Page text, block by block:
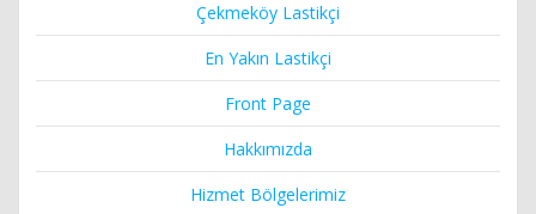
Çekmeköy Lastikçi
En Yakın Lastikçi
Front Page
Hakkımızda
Hizmet Bölgelerimiz